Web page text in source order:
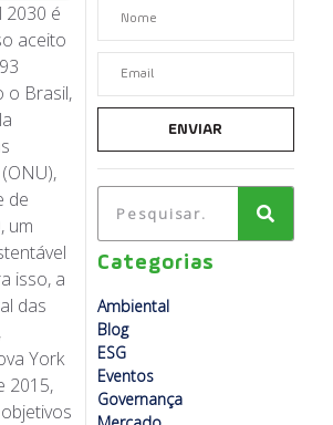
2030 é
aceito
o Brasil,
de
um
isso, a
das
York
2015,
ENVIAR
Categorias
Ambiental
Blog
ESG
Eventos
Governança